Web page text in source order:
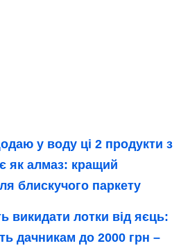
у воду ці 2 продукти з
як алмаз: кращий
блискучого паркету
викидати лотки від яєць:
дачникам до 2000 грн –